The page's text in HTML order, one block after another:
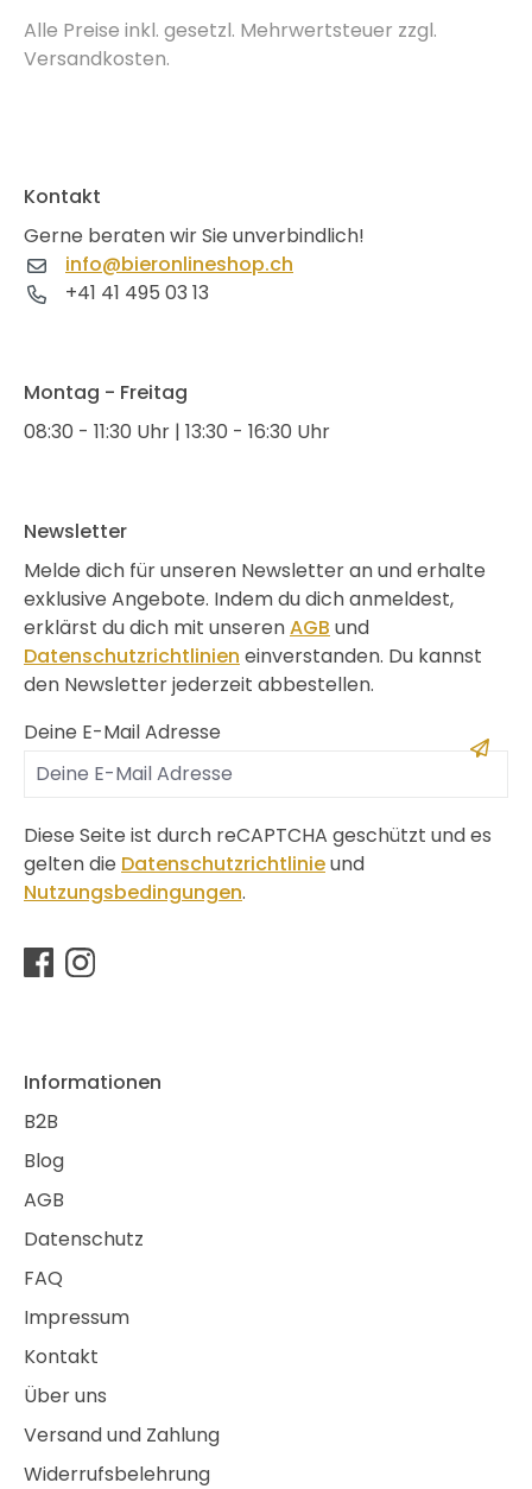
Alle Preise inkl. gesetzl. Mehrwertsteuer zzgl.
Versandkosten.
Kontakt
Gerne beraten wir Sie unverbindlich!
info@bieronlineshop.ch
+41 41 495 03 13
Montag - Freitag
08:30 - 11:30 Uhr | 13:30 - 16:30 Uhr
Newsletter
Melde dich für unseren Newsletter an und erhalte
exklusive Angebote. Indem du dich anmeldest,
erklärst du dich mit unserenAGB und
Datenschutzrichtlinien einverstanden. Du kannst
den Newsletter jederzeit abbestellen.
Deine E-Mail Adresse
Diese Seite ist durch reCAPTCHA geschützt und es
gelten die Datenschutzrichtlinieund
Nutzungsbedingungen.
Informationen
B2B
Blog
AGB
Datenschutz
FAQ
Impressum
Kontakt
Über uns
Versand und Zahlung
Widerrufsbelehrung